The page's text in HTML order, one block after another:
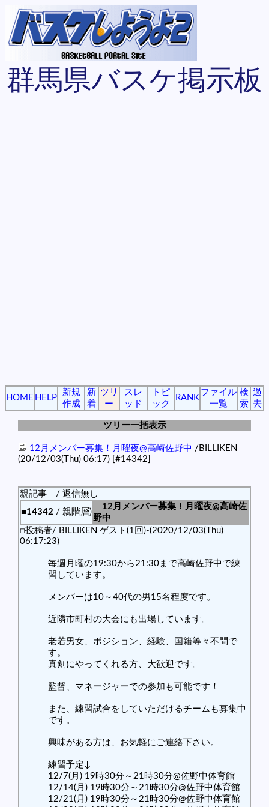
群馬県バスケ掲示板
HOME HELP
新規
作成
新
着
ツリ
ー
スレ
ッド
トピ
ック
RANK
ファイル
一覧
検
索
過
去
ツリー一括表示
12月メンバー募集！月曜夜@高崎佐野中 /BILLIKEN
(20/12/03(Thu) 06:17) [#14342]
親記事 / 返信無し
■14342 / 親階層)
12月メンバー募集！月曜夜@高崎佐
野中
□投稿者/ BILLIKEN ゲスト(1回)-(2020/12/03(Thu)
06:17:23)
毎週月曜の19:30から21:30まで高崎佐野中で練
習しています。
メンバーは10～40代の男15名程度です。
近隣市町村の大会にも出場しています。
老若男女、ポジション、経験、国籍等々不問で
す。
真剣にやってくれる方、大歓迎です。
監督、マネージャーでの参加も可能です！
また、練習試合をしていただけるチームも募集中
です。
興味がある方は、お気軽にご連絡下さい。
練習予定↓
12/7(月) 19時30分～21時30分@佐野中体育館
12/14(月) 19時30分～21時30分@佐野中体育館
12/21(月) 19時30分～21時30分@佐野中体育館